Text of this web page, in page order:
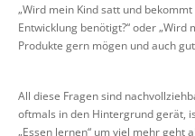
„Wird mein Kind satt und
Entwicklung benötigt?“ oder
Produkte gern mögen und auch
All diese Fragen sind
oftmals in den Hintergrund gerät,
„Essen lernen“ um viel mehr geht